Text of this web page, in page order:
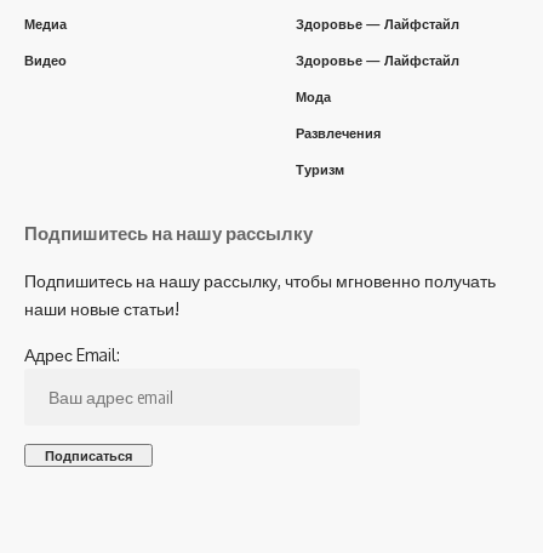
Медиа
Видео
Здоровье — Лайфстайл
Здоровье — Лайфстайл
Мода
Развлечения
Туризм
Подпишитесь на нашу рассылку
Подпишитесь на нашу рассылку, чтобы мгновенно получать
наши новые статьи!
Адрес Email: